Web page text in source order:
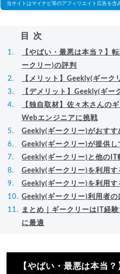
べらない転職エー
当サイトはマイナビ等のアフィリエイト広告を含
目次
【やばい・最悪は本当？】
ークリー)の評判
【メリット】Geekly(ギーク
【デメリット】Geekly(ギー
【独自取材】佐々木さんの
Webエンジニアに挑戦
Geekly(ギークリー)がおす
Geekly(ギークリー)が提供し
Geekly(ギークリー)と他のIT
Geekly(ギークリー)を利用す
Geekly(ギークリー)を利用す
Geekly(ギークリー)利用者の
まとめ｜ギークリーはIT経
に最適
【やばい・最悪は本当